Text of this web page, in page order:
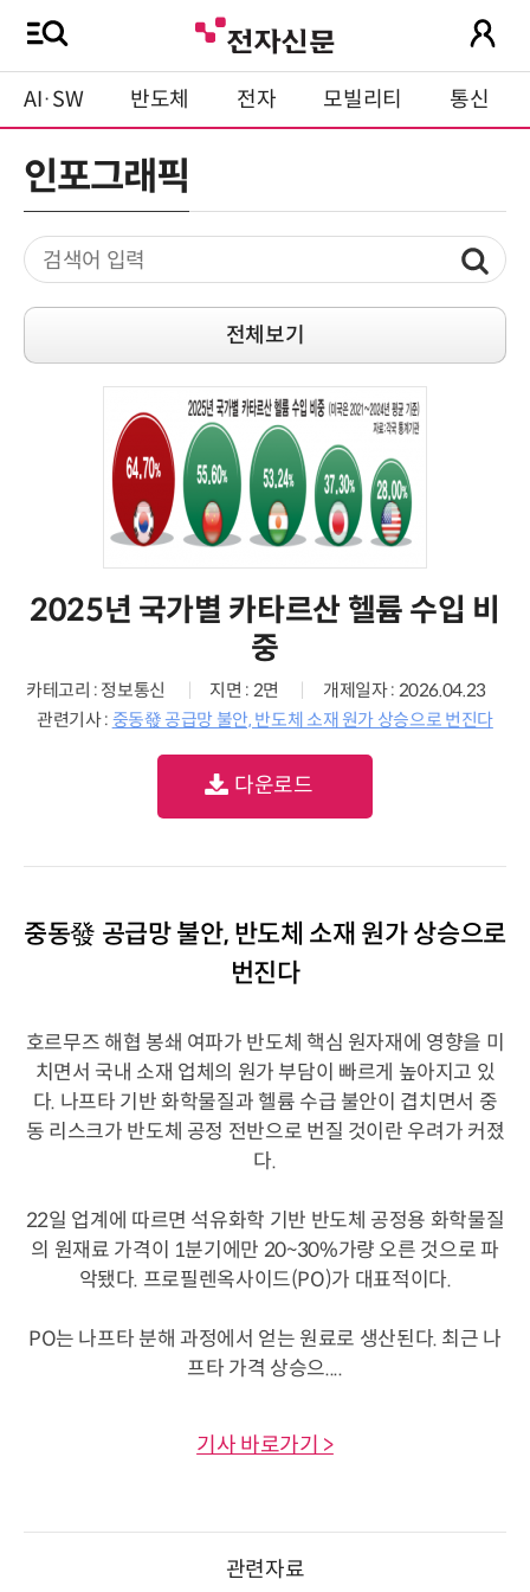
AI·SW 반도체 전자 모빌리티 통신
인포그래픽
전체보기
2025년 국가별 카타르산 헬륨 수입 비
중
카테고리 : 정보통신 지면 : 2면
개제일자 : 2026.04.23
관련기사 : 중동發 공급망 불안, 반도체 소재 원가 상승으로 번진다
다운로드
중동發 공급망 불안, 반도체 소재 원가 상승으로
번진다
호르무즈 해협 봉쇄 여파가 반도체 핵심 원자재에 영향을 미
치면서 국내 소재 업체의 원가 부담이 빠르게 높아지고 있
다. 나프타 기반 화학물질과 헬륨 수급 불안이 겹치면서 중
동 리스크가 반도체 공정 전반으로 번질 것이란 우려가 커졌
다.
22일 업계에 따르면 석유화학 기반 반도체 공정용 화학물질
의 원재료 가격이 1분기에만 20~30%가량 오른 것으로 파
악됐다. 프로필렌옥사이드(PO)가 대표적이다.
PO는 나프타 분해 과정에서 얻는 원료로 생산된다. 최근 나
프타 가격 상승으....
기사 바로가기 >
관련자료